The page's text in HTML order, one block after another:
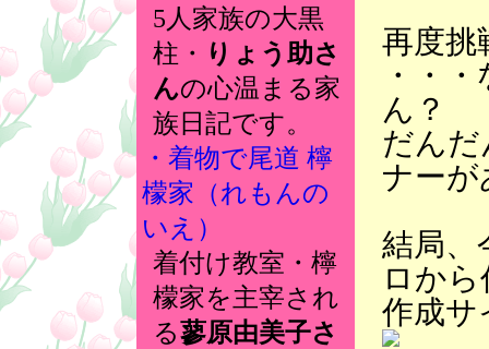
5人家族の大黒
柱・ りょう助さ
んの心温まる家
族日記です。
・着物で尾道 檸
檬家（れもんの
いえ）
着付け教室・檸
檬家を主宰され
る蓼原由美子さ
再度挑
・・
ん？
だん
ナーが
結局、
ロか
作成サ